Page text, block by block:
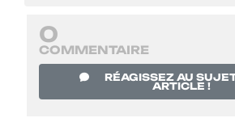
0
COMMENTAIRE
RÉAGISSEZ AU
ARTICLE !